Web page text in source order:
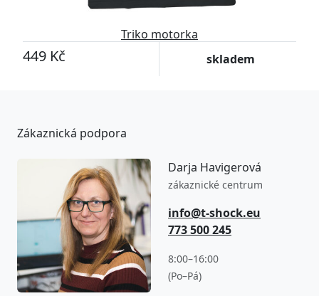
Triko motorka
449 Kč skladem
Zákaznická podpora
Darja Havigerová
zákaznické centrum
info@t-shock.eu
773 500 245
8:00–16:00
(Po–Pá)